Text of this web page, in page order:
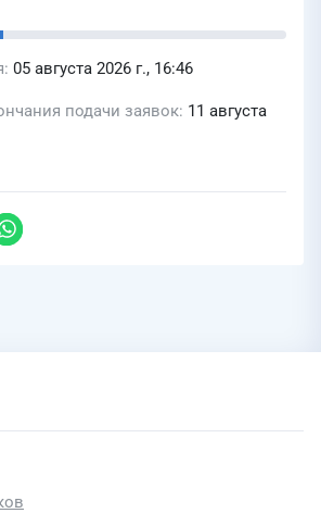
05 августа 2026 г., 16:46
подачи заявок 11 августа